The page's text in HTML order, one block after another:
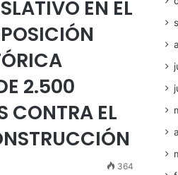
EN EL
2.500
CONTRA EL
364